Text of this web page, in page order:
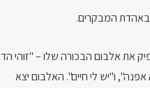
באהדת המבקרים.
פיק את אלבום הבכורה שלו –
מהמחזמר "שיער": "אנה אפנה", ו"יש לי חיים". האלבום יצא